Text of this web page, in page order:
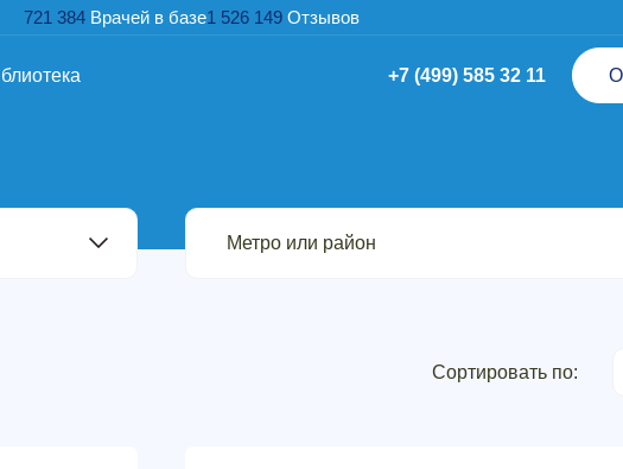
721 384 Врачей в базе1 526 149 Отзывов
+7 (499) 585 32 11
Сортировать по: